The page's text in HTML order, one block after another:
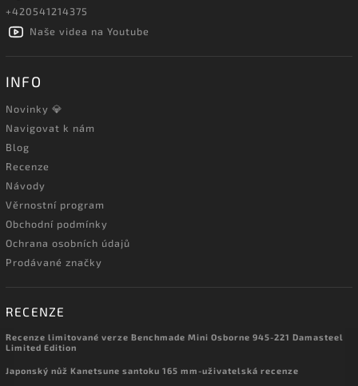
+420541214375
Naše videa na Youtube
INFO
Novinky 💎
Navigovat k nám
Blog
Recenze
Návody
Věrnostní program
Obchodní podmínky
Ochrana osobních údajů
Prodávané značky
RECENZE
Recenze limitované verze Benchmade Mini Osborne 945-221 Damasteel
Limited Edition
Japonský nůž Kanetsune santoku 165 mm-uživatelská recenze